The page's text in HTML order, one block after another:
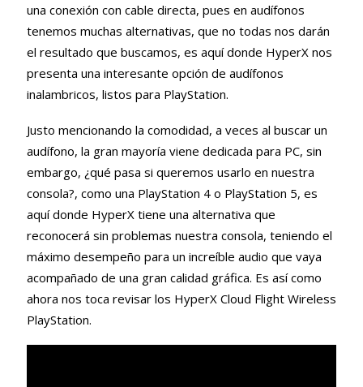
una conexión con cable directa, pues en audífonos
tenemos muchas alternativas, que no todas nos darán
el resultado que buscamos, es aquí donde HyperX nos
presenta una interesante opción de audífonos
inalambricos, listos para PlayStation.
Justo mencionando la comodidad, a veces al buscar un
audífono, la gran mayoría viene dedicada para PC, sin
embargo, ¿qué pasa si queremos usarlo en nuestra
consola?, como una PlayStation 4 o PlayStation 5, es
aquí donde HyperX tiene una alternativa que
reconocerá sin problemas nuestra consola, teniendo el
máximo desempeño para un increíble audio que vaya
acompañado de una gran calidad gráfica. Es así como
ahora nos toca revisar los HyperX Cloud Flight Wireless
PlayStation.